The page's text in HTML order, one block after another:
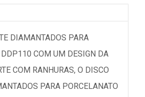
DIAMANTADOS PARA
DDP110 COM UM DESIGN DA
COM RANHURAS, O DISCO
PARA PORCELANATO